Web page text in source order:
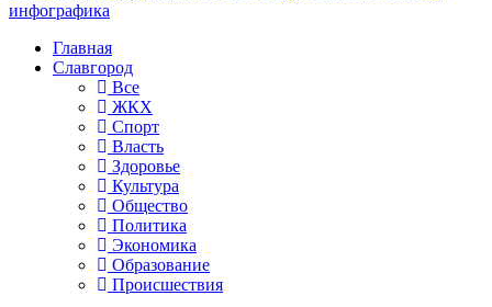
инфографика
Главная
Славгород
Все
ЖКХ
Спорт
Власть
Здоровье
Культура
Общество
Политика
Экономика
Образование
Происшествия